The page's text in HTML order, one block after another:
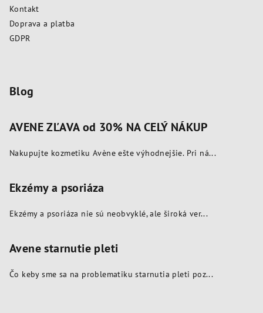
Kontakt
Doprava a platba
GDPR
Blog
AVENE ZĽAVA od 30% NA CELÝ NÁKUP
Nakupujte kozmetiku Avène ešte výhodnejšie. Pri ná...
Ekzémy a psoriáza
Ekzémy a psoriáza nie sú neobvyklé, ale široká ver...
Avene starnutie pleti
Čo keby sme sa na problematiku starnutia pleti poz...